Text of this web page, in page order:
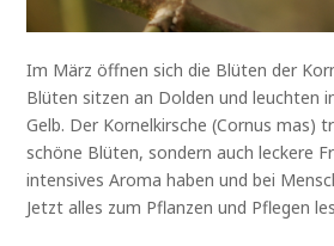
Im März öffnen sich die Blüten der
Blüten sitzen an Dolden und leuchten
Gelb. Der Kornelkirsche (Cornus mas)
schöne Blüten, sondern auch leckere
intensives Aroma haben und bei
Jetzt alles zum Pflanzen und Pflegen